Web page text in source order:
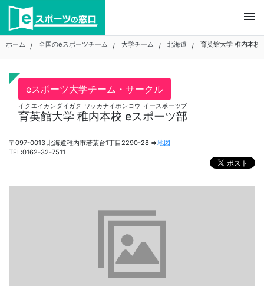
Skip
content
menu
ホーム 全国のeスポーツチーム 大学チーム 北海道 育英館大学 稚内本校
eスポーツ大学チーム・サークル
育英館大学 稚内本校 eスポーツ部
イクエイカンダイガク ワッカナイホンコウ イースポーツブ
〒097-0013 北海道稚内市若葉台1丁目2290-28 ⇒地図
TEL:0162-32-7511